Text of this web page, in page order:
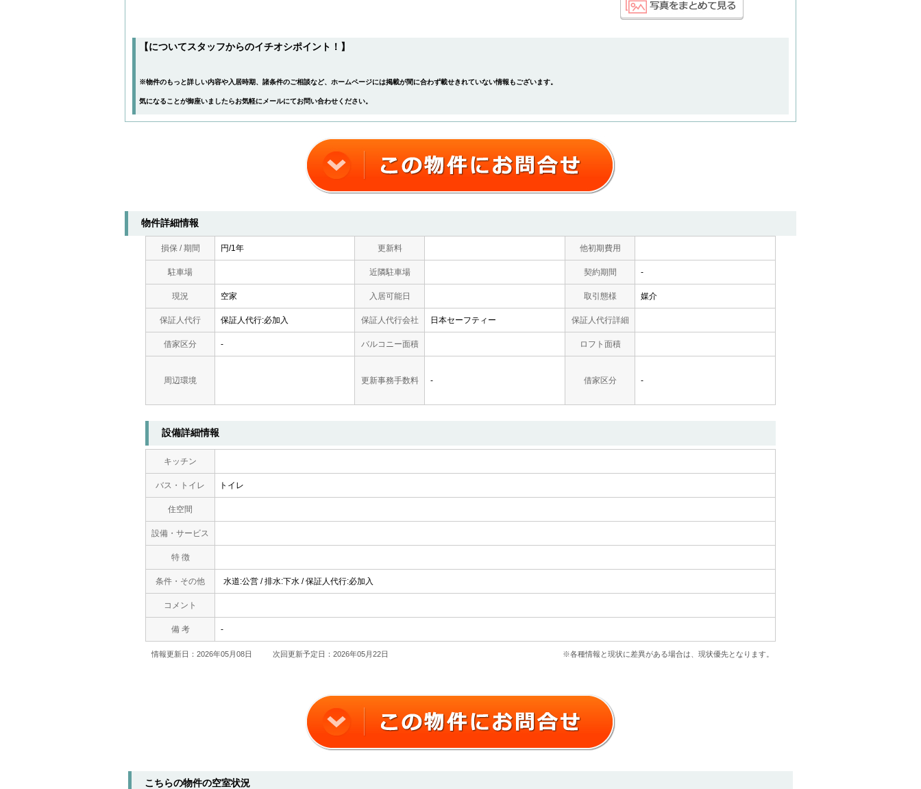
【についてスタッフからのイチオシポイント！】
※物件のもっと詳しい内容や入居時期、諸条件のご相談など、ホームページには掲載が間に合わず載せきれていない情報もございます。
気になることが御座いましたらお気軽にメールにてお問い合わせください。
物件詳細情報
損保 / 期間 円/1年 更新料 他初期費用
駐車場 近隣駐車場 契約期間 -
現況 空家 入居可能日 取引態様 媒介
保証人代行 保証人代行:必加入 保証人代行会社 日本セーフティー 保証人代行詳細
借家区分 - バルコニー面積 ロフト面積
周辺環境 更新事務手数料 - 借家区分 -
設備詳細情報
キッチン
バス・トイレ トイレ
住空間
設備・サービス
特 徴
条件・その他 水道:公営 / 排水:下水 / 保証人代行:必加入
コメント
備 考 -
情報更新日：2026年05月08日 次回更新予定日：2026年05月22日 ※各種情報と現状に差異がある場合は、現状優先となります。
こちらの物件の空室状況